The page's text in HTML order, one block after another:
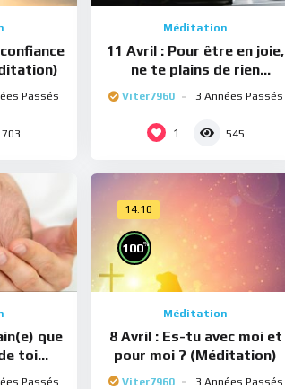
Passés
703
Méditation
11 Avril : Pour être en joie,
ne te plains de rien
(Méditation)
Viter7960 3 Années Passés
1 545
que
toi
Passés
14:10
100%
Méditation
8 Avril : Es-tu avec moi et
pour moi ? (Méditation)
Viter7960 3 Années Passés